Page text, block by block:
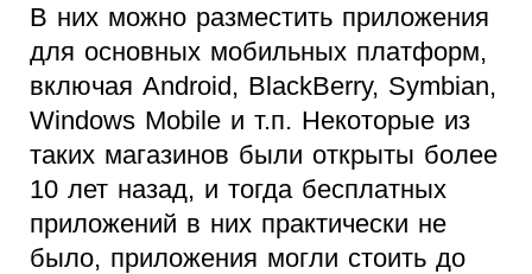
В них можно разместить приложения
для основных мобильных платформ,
включая Android, BlackBerry, Symbian,
Windows Mobile и т.п. Некоторые из
таких магазинов были открыты более
10 лет назад, и тогда бесплатных
приложений в них практически не
было, приложения могли стоить до